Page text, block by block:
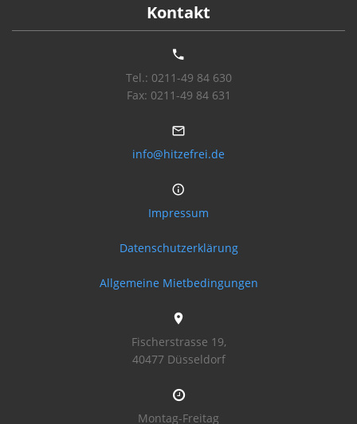
Kontakt
Tel.: 0211-49 84 630
Fax: 0211-49 84 631
info@hitzefrei.de
Impressum
Datenschutzerklärung
Allgemeine Mietbedingungen
Fischerstrasse 19,
40477 Düsseldorf
Montag-Freitag